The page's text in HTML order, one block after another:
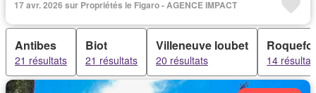
17 avr. 2026 sur Propriétés le Figaro - AGENCE IMPACT
Antibes
21 résultats
Biot
21 résultats
Villeneuve loubet
20 résultats 14